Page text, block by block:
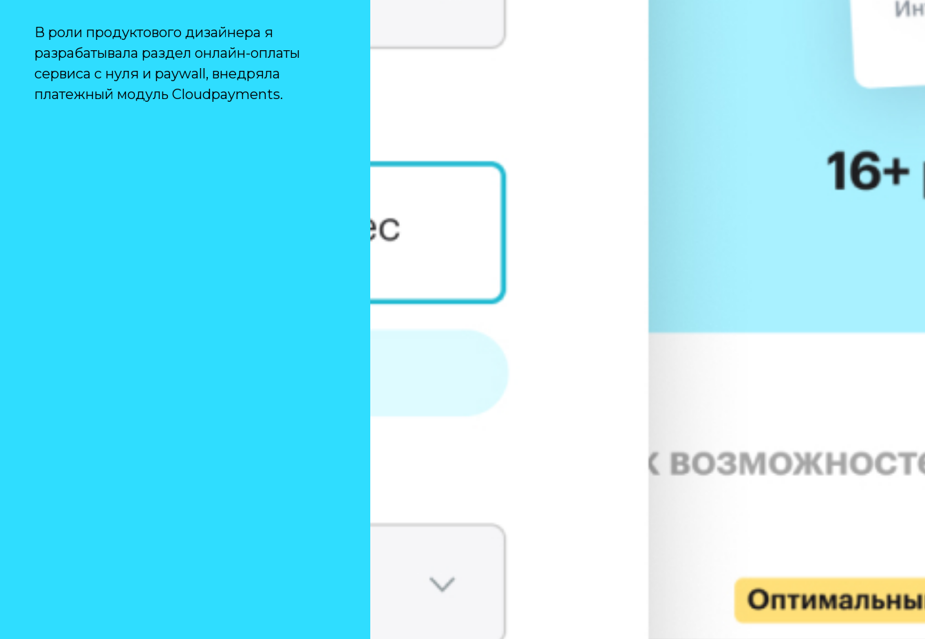
В роли продуктового дизайнера я
разрабатывала раздел онлайн-оплаты
сервиса с нуля и paywall, внедряла
платежный модуль Cloudpayments.